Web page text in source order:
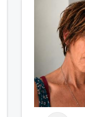
ex...si vous
recherche
répondrai...